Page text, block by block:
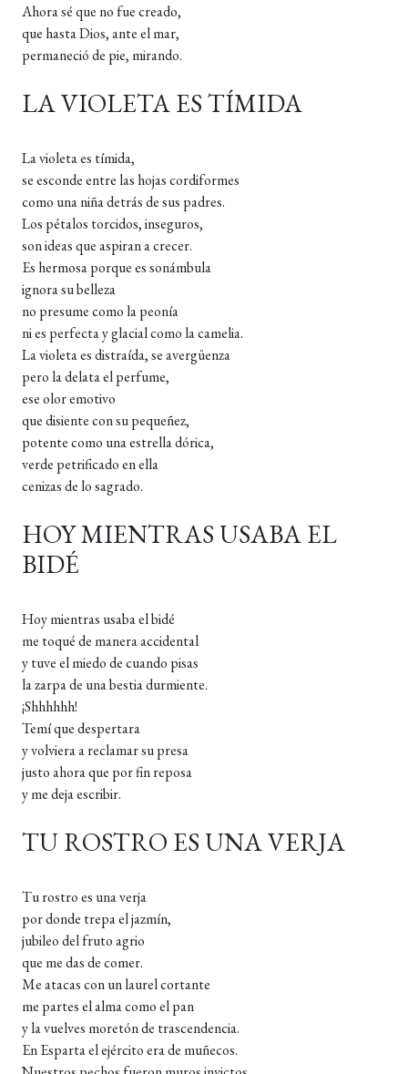
Ahora sé que no fue creado,
que hasta Dios, ante el mar,
permaneció de pie, mirando.
LA VIOLETA ES TÍMIDA
La violeta es tímida,
se esconde entre las hojas cordiformes
como una niña detrás de sus padres.
Los pétalos torcidos, inseguros,
son ideas que aspiran a crecer.
Es hermosa porque es sonámbula
ignora su belleza
no presume como la peonía
ni es perfecta y glacial como la camelia.
La violeta es distraída, se avergüenza
pero la delata el perfume,
ese olor emotivo
que disiente con su pequeñez,
potente como una estrella dórica,
verde petrificado en ella
cenizas de lo sagrado.
HOY MIENTRAS USABA EL
BIDÉ
Hoy mientras usaba el bidé
me toqué de manera accidental
y tuve el miedo de cuando pisas
la zarpa de una bestia durmiente.
¡Shhhhhh!
Temí que despertara
y volviera a reclamar su presa
justo ahora que por fin reposa
y me deja escribir.
TU ROSTRO ES UNA VERJA
Tu rostro es una verja
por donde trepa el jazmín,
jubileo del fruto agrio
que me das de comer.
Me atacas con un laurel cortante
me partes el alma como el pan
y la vuelves moretón de trascendencia.
En Esparta el ejército era de muñecos.